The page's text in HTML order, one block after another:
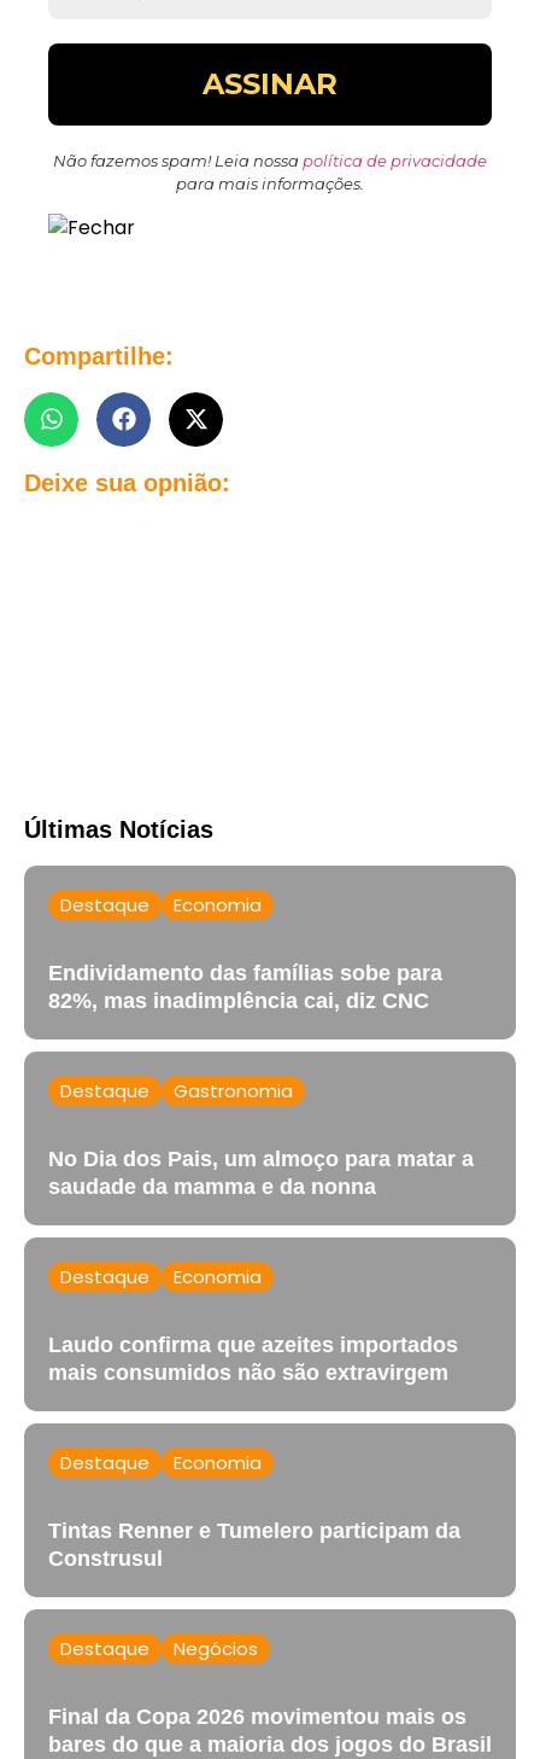
Não fazemos spam! Leia nossa política de privacidade
para mais informações.
Compartilhe:
Deixe sua opnião:
Últimas Notícias
Destaque Economia
Endividamento das famílias sobe para
82%, mas inadimplência cai, diz CNC
Destaque Gastronomia
No Dia dos Pais, um almoço para matar a
saudade da mamma e da nonna
Destaque Economia
Laudo confirma que azeites importados
mais consumidos não são extravirgem
Destaque Economia
Tintas Renner e Tumelero participam da
Construsul
Destaque Negócios
Final da Copa 2026 movimentou mais os
bares do que a maioria dos jogos do Brasil